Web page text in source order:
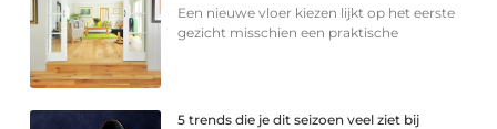
Een nieuwe vloer kiezen lijkt op het eerste
gezicht misschien een praktische
5 trends die je dit seizoen veel ziet bij